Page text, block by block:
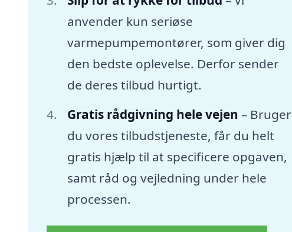
anvender kun seriøse
varmepumpemontører, som giver dig
den bedste oplevelse. Derfor sender
de deres tilbud hurtigt.
Gratis rådgivning hele vejen – Bruger
du vores tilbudstjeneste, får du helt
gratis hjælp til at specificere opgaven,
samt råd og vejledning under hele
processen.